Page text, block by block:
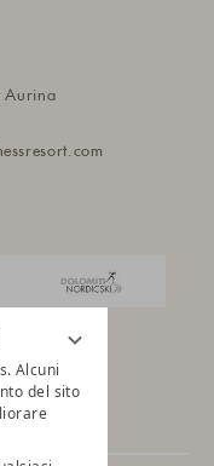
Alcuni
del sito
Aurina
com